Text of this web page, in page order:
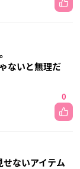
ないと無理だ
0
せないアイテム